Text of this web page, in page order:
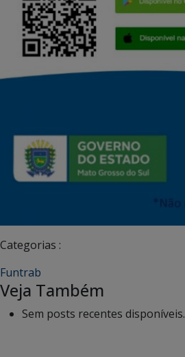
Categorias :
Funtrab
Veja Também
Sem posts recentes disponíveis.